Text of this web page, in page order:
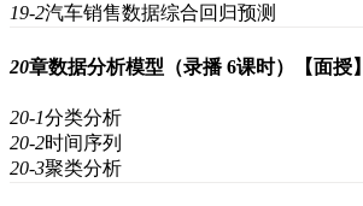
19-2汽车销售数据综合回归预测
20章数据分析模型（录播 6课时）【面授】
20-1分类分析
20-2时间序列
20-3聚类分析